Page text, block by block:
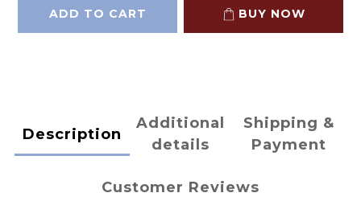
ADD TO CART BUY NOW
Description
Additional
details
Shipping &
Payment
Customer Reviews